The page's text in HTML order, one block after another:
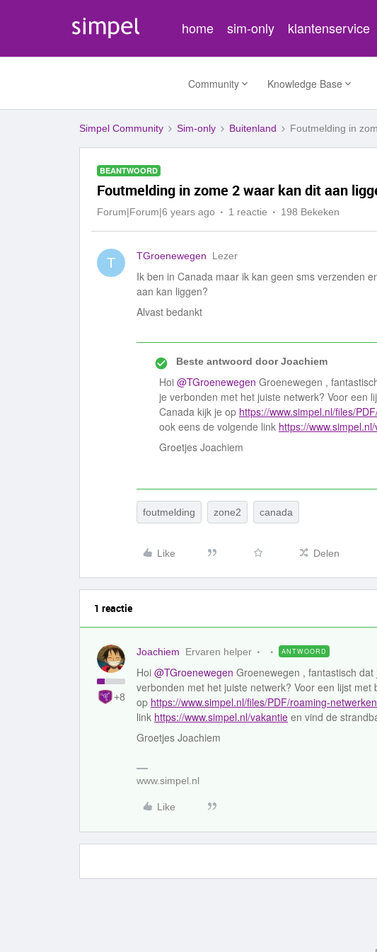
home sim-only klantenservice
Community Knowledge Base
Simpel Community Sim-only Buitenland Foutmelding in
BEANTWOORD
Foutmelding in zome 2 waar kan dit aan
Forum|Forum|6 years ago 1 reactie 198 Bekeken
T TGroenewegen Lezer
Ik ben in Canada maar ik kan geen sms verzenden
aan kan liggen?
Alvast bedankt
Beste antwoord doorJoachiem
Hoi @TGroenewegen Groenewegen ,
je verbonden met het juiste netwerk? Voor een
Canada kijk je op https://www.simpel.nl/files/
ook eens de volgende link https://
Groetjes Joachiem
foutmelding zone2 canada
Like Delen
1 reactie
+8
Joachiem Ervaren helper ANTWOORD
Hoi @TGroenewegen Groenewegen , fantastisch
verbonden met het juiste netwerk? Voor een lijst
op https://www.simpel.nl/files/PDF/roaming-
link https://www.simpel.nl/vakantie en vind de
Groetjes Joachiem
www.simpel.nl
Like